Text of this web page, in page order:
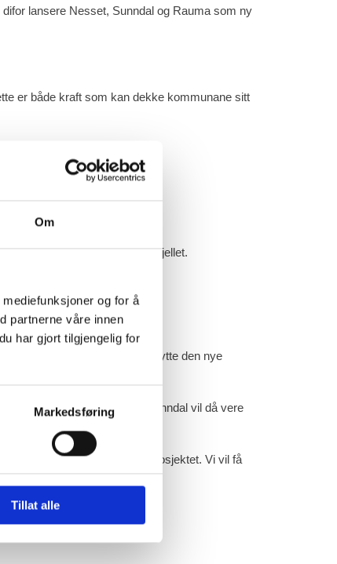
Om
og for å
partnerne våre innen
har gjort tilgjengelig for
Markedsføring
Tillat alle
lansere Nesset, Sunndal og Rauma som ny
er både kraft som kan dekke kommunane sitt
av naturverdiane på Dovrefjellet.
samme trase vil kunne knytte den nye
frå Åndalsnes til Sunndal vil då vere
heng med Todalsfjord prosjektet. Vi vil få